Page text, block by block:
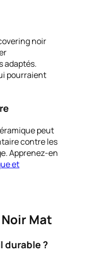
noir
adaptés.
pourraient
peut
contre les
Apprenez-en
et
Mat
durable ?